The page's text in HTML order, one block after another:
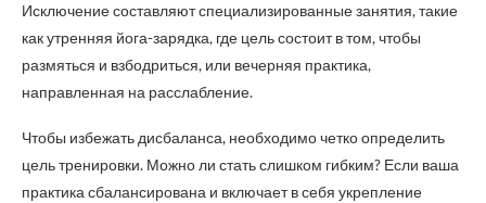
Исключение составляют специализированные занятия, такие
как утренняя йога-зарядка, где цель состоит в том, чтобы
размяться и взбодриться, или вечерняя практика,
направленная на расслабление.
Чтобы избежать дисбаланса, необходимо четко определить
цель тренировки. Можно ли стать слишком гибким? Если ваша
практика сбалансирована и включает в себя укрепление